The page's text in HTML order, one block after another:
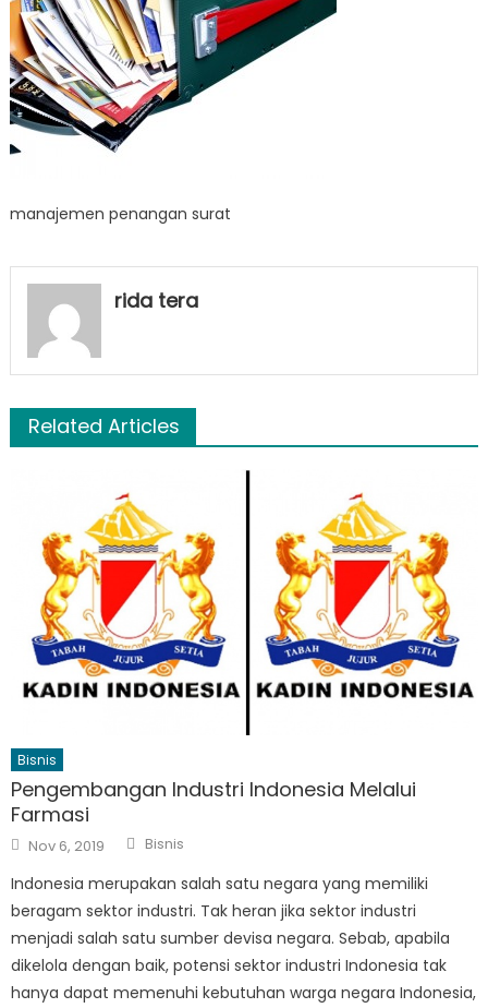
manajemen penangan surat
rida tera
Related Articles
Bisnis
Pengembangan Industri Indonesia Melalui
Farmasi
Posted
on
Nov 6, 2019 Author
Bisnis
Indonesia merupakan salah satu negara yang memiliki
beragam sektor industri. Tak heran jika sektor industri
menjadi salah satu sumber devisa negara. Sebab, apabila
dikelola dengan baik, potensi sektor industri Indonesia tak
hanya dapat memenuhi kebutuhan warga negara Indonesia,